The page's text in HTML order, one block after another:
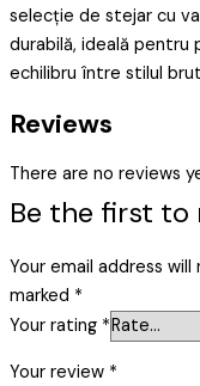
selecție de stejar cu
durabilă, ideală
echilibru între stilul
Reviews
There are no reviews
Be the first to
Your email address
marked *
Your rating *
Your review *